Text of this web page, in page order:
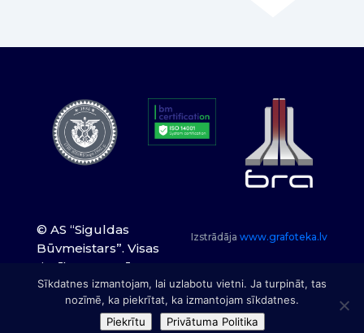
© AS “Siguldas
Būvmeistars”. Visas
tiesības paturētas.
Izstrādājawww.grafoteka.lv
Sīkdatnes izmantojam, lai uzlabotu vietni. Ja turpināt, tas
nozīmē, ka piekrītat, ka izmantojam sīkdatnes.
Piekrītu
Privātuma Politika